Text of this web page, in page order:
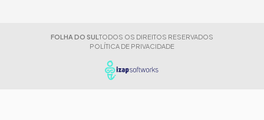
FOLHA DO SUL TODOS OS DIREITOS RESERVADOS
POLÍTICA DE PRIVACIDADE